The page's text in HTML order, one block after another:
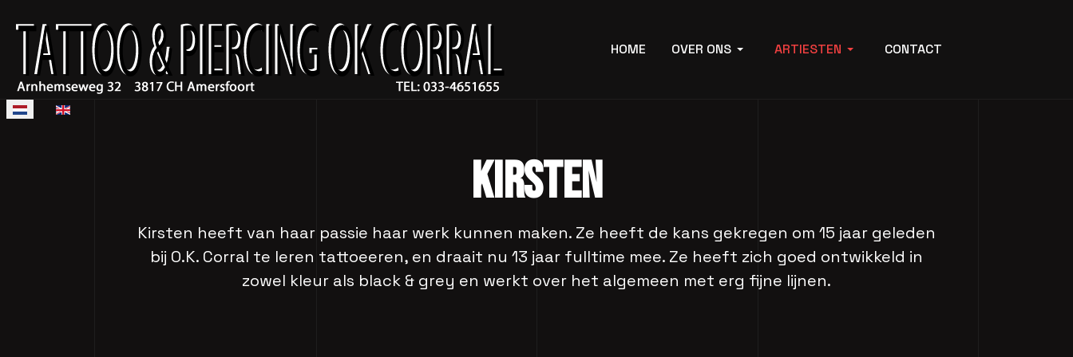
HOME OVER ONS ARTIESTEN CONTACT
Selecteer de taal
KIRSTEN
Kirsten heeft van haar passie haar werk kunnen maken. Ze heeft de kans gekregen om 15 jaar geleden
bij O.K. Corral te leren tattoeeren, en draait nu 13 jaar fulltime mee. Ze heeft zich goed ontwikkeld in
zowel kleur als black & grey en werkt over het algemeen met erg fijne lijnen.